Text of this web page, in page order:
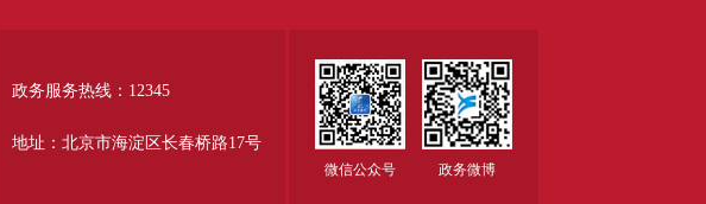
政务服务热线：12345
地址：北京市海淀区长春桥路17号
微信公众号 政务微博